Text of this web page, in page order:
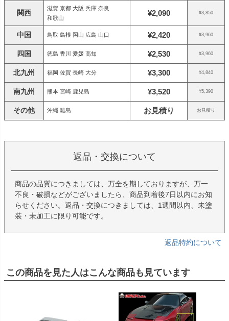
関西
滋賀 京都 大阪 兵庫 奈良
和歌山
¥2,090 ¥3,850
中国 鳥取 島根 岡山 広島 山口 ¥2,420 ¥3,960
四国 徳島 香川 愛媛 高知 ¥2,530 ¥3,960
北九州 福岡 佐賀 長崎 大分 ¥3,300 ¥4,840
南九州 熊本 宮崎 鹿児島 ¥3,520 ¥5,390
その他 沖縄 離島 お見積り お見積り
返品・交換について
商品の品質につきましては、万全を期しておりますが、万一
不良・破損などがございましたら、商品到着後7日以内にお知
らせください。返品・交換につきましては、1週間以内、未塗
装・未加工に限り可能です。
返品特約について
この商品を見た人はこんな商品も見ています